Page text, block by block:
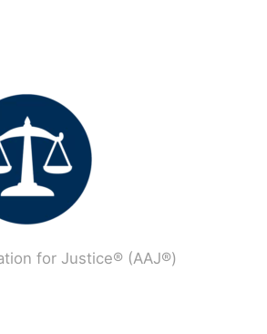
for Justice® (AAJ®)